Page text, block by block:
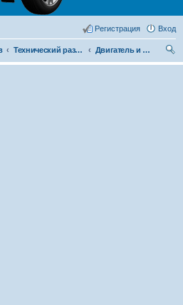
Вход
Регистрация
Технический раздел
Двигатель и его системы
ои